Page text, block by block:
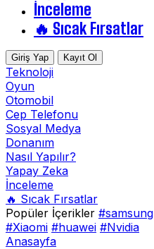
İnceleme
🔥 Sıcak Fırsatlar
Giriş Yap Kayıt Ol
Teknoloji
Oyun
Otomobil
Cep Telefonu
Sosyal Medya
Donanım
Nasıl Yapılır?
Yapay Zeka
İnceleme
🔥 Sıcak Fırsatlar
Popüler İçerikler #samsung
#Xiaomi #huawei #Nvidia
Anasayfa